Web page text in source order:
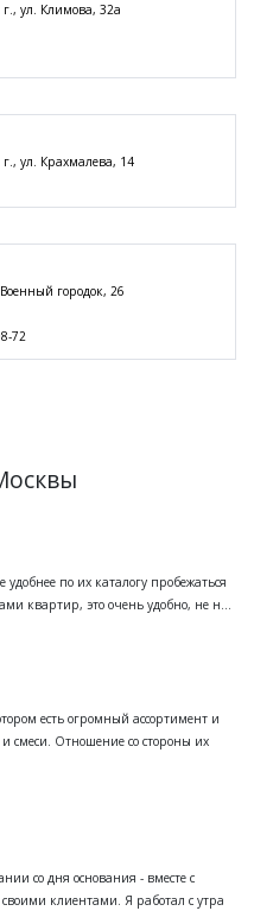
ул. Климова, 32а
ул. Крахмалева, 14
городок, 26
72
по их каталогу пробежаться
квартир, это очень удобно, не н...
есть огромный ассортимент и
смеси. Отношение со стороны их
со дня основания - вместе с
клиентами. Я работал с утра